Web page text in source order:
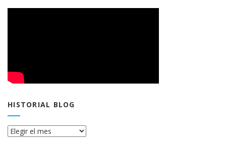
HISTORIAL BLOG
Historial